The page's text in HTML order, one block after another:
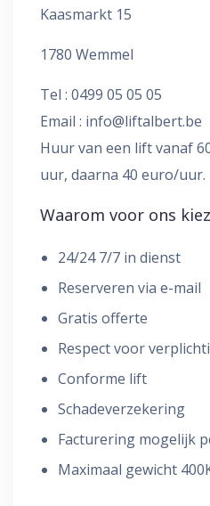
Kaasmarkt 15
1780 Wemmel
Tel : 0499 05 05 05
Email : info@liftalbert.be
Huur van een lift vanaf
uur, daarna 40 euro/uur.
Waarom voor ons
24/24 7/7 in dienst
Reserveren via e-mail
Gratis offerte
Respect voor
Conforme lift
Schadeverzekering
Facturering mogelijk
Maximaal gewicht